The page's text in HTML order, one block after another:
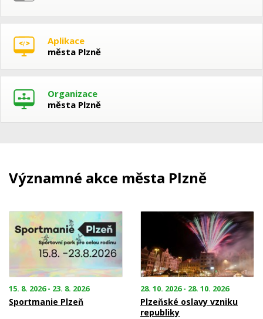
Aplikace
města Plzně
Organizace
města Plzně
Významné akce města Plzně
15. 8. 2026 - 23. 8. 2026
Sportmanie Plzeň
28. 10. 2026 - 28. 10. 2026
Plzeňské oslavy vzniku
republiky